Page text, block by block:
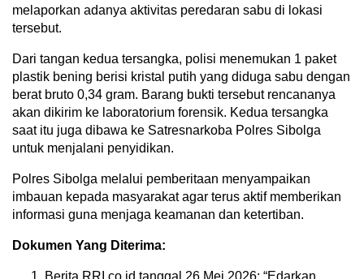
melaporkan adanya aktivitas peredaran sabu di lokasi
tersebut.
Dari tangan kedua tersangka, polisi menemukan 1 paket
plastik bening berisi kristal putih yang diduga sabu dengan
berat bruto 0,34 gram. Barang bukti tersebut rencananya
akan dikirim ke laboratorium forensik. Kedua tersangka
saat itu juga dibawa ke Satresnarkoba Polres Sibolga
untuk menjalani penyidikan.
Polres Sibolga melalui pemberitaan menyampaikan
imbauan kepada masyarakat agar terus aktif memberikan
informasi guna menjaga keamanan dan ketertiban.
Dokumen Yang Diterima:
Berita RRI.co.id tanggal 26 Mei 2026: “Edarkan